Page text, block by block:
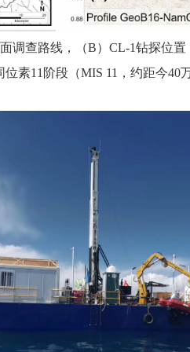
调查路线，（B）CL-1钻探位
素11阶段（MIS 11，约距今40